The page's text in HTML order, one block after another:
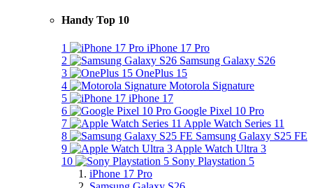
Handy Top 10
1
iPhone 17 Pro
2
Samsung Galaxy S26
3
OnePlus 15
4
Motorola Signature
5
iPhone 17
6
Google Pixel 10 Pro
7
Apple Watch Series 11
8
Samsung Galaxy S25 FE
9
Apple Watch Ultra 3
10
Sony Playstation 5
iPhone 17 Pro